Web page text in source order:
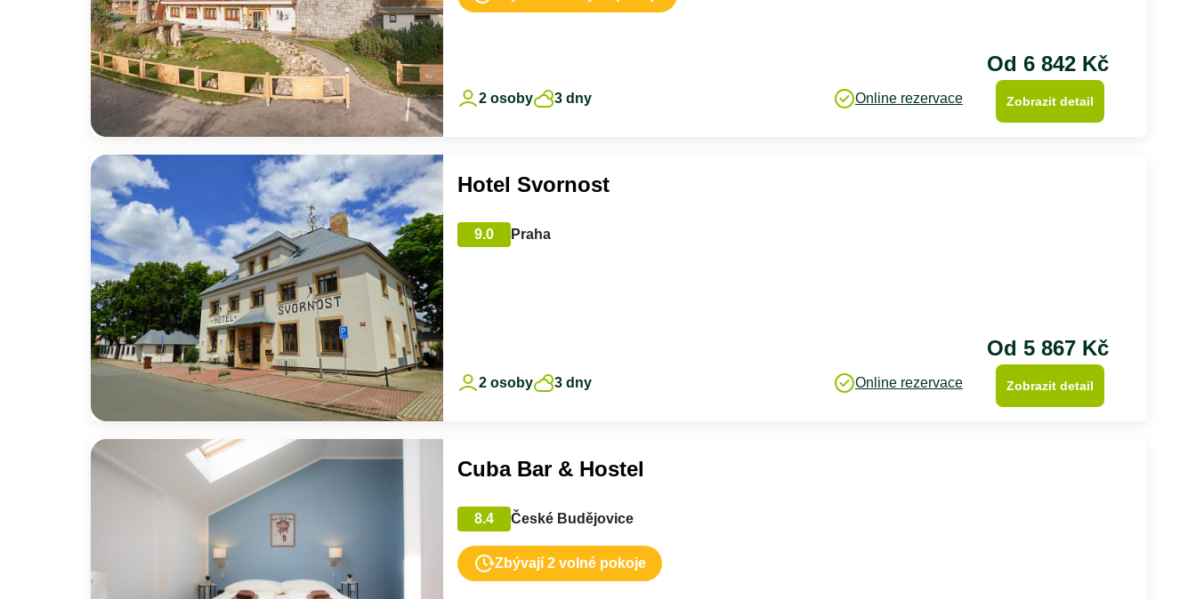
2 osoby 3 dny Online rezervace
Od 6 842 Kč
Zobrazit detail
Hotel Svornost
9.0 Praha
2 osoby 3 dny Online rezervace
Od 5 867 Kč
Zobrazit detail
Cuba Bar & Hostel
8.4 České Budějovice
Zbývají 2 volné pokoje